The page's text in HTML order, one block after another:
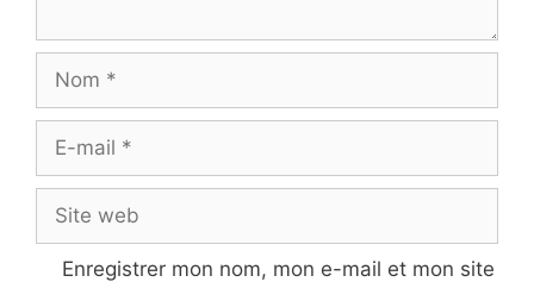
mail
web
Enregistrer mon nom, mon e-mail et mon site